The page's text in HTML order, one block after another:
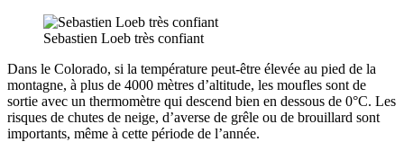
Sebastien Loeb très confiant
Dans le Colorado, si la température peut-être élevée au pied de la
montagne, à plus de 4000 mètres d’altitude, les moufles sont de
sortie avec un thermomètre qui descend bien en dessous de 0°C. Les
risques de chutes de neige, d’averse de grêle ou de brouillard sont
importants, même à cette période de l’année.